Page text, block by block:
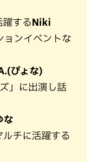
躍する Niki
ョンイベントな
ぴょな)
」に出演し話
な
ルチに活躍する